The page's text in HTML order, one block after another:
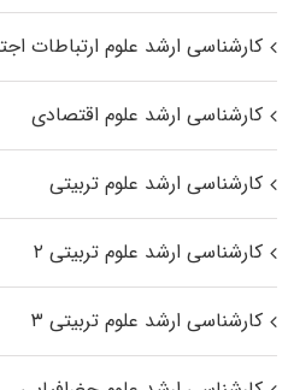
کارشناسی ارشد علوم ارتباطات
کارشناسی ارشد علوم اقتصادی
کارشناسی ارشد علوم تربیتی
کارشناسی ارشد علوم تربیتی ۲
کارشناسی ارشد علوم تربیتی ۳